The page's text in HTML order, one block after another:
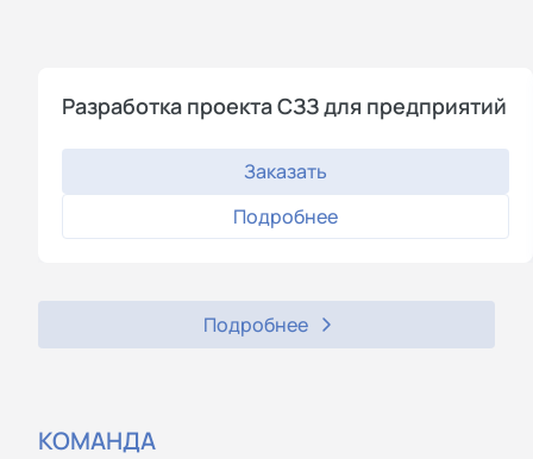
Разработка проекта СЗЗ для предприятий
Заказать
Подробнее
Подробнее
КОМАНДА